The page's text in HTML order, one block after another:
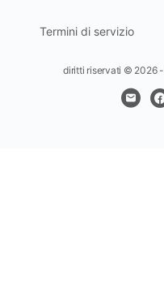
Termini di servizio
diritti riservati © 2026 -